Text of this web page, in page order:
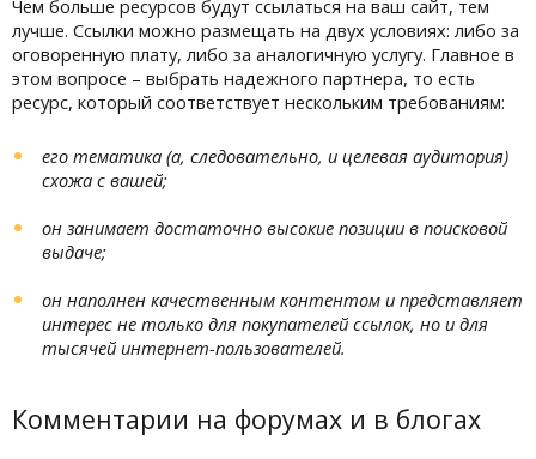
Чем больше ресурсов будут ссылаться на ваш сайт, тем
лучше. Ссылки можно размещать на двух условиях: либо за
оговоренную плату, либо за аналогичную услугу. Главное в
этом вопросе – выбрать надежного партнера, то есть
ресурс, который соответствует нескольким требованиям:
его тематика (а, следовательно, и целевая аудитория)
схожа с вашей;
он занимает достаточно высокие позиции в поисковой
выдаче;
он наполнен качественным контентом и представляет
интерес не только для покупателей ссылок, но и для
тысячей интернет-пользователей.
Комментарии на форумах и в блогах